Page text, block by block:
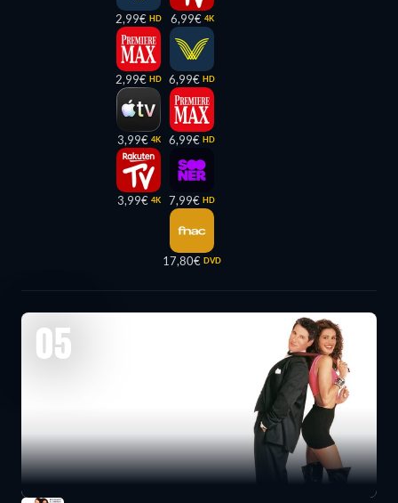
2,99€ HD
2,99€ HD
3,99€ 4K
3,99€ 4K
6,99€ 4K
6,99€ HD
6,99€ HD
7,99€ HD
17,80€ DVD
05